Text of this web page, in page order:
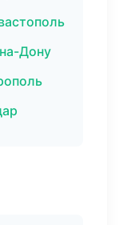
Дону